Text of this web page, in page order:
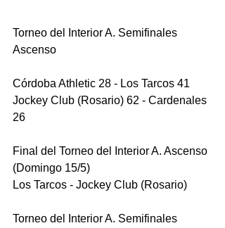
Torneo del Interior A. Semifinales
Ascenso
Córdoba Athletic 28 - Los Tarcos 41
Jockey Club (Rosario) 62 - Cardenales
26
Final del Torneo del Interior A. Ascenso
(Domingo 15/5)
Los Tarcos - Jockey Club (Rosario)
Torneo del Interior A. Semifinales